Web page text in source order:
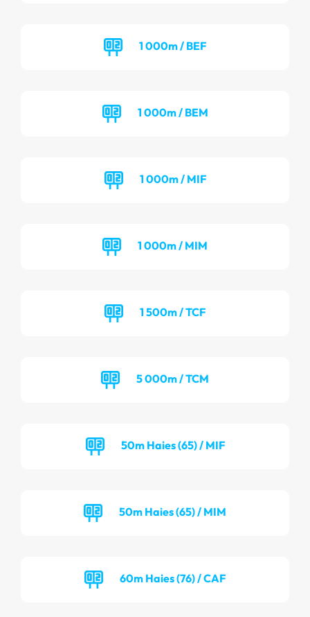
1 000m / BEF
1 000m / BEM
1 000m / MIF
1 000m / MIM
1 500m / TCF
5 000m / TCM
50m Haies (65) / MIF
50m Haies (65) / MIM
60m Haies (76) / CAF